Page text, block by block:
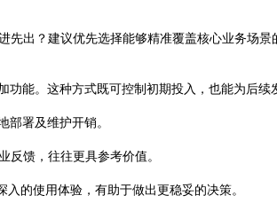
先出 ？建议优先选择能够精准覆盖核心业务场
能。这种方式既可控制初期投入，也能为后续
部署及维护开销。
反馈，往往更具参考价值。
的使用体验，有助于做出更稳妥的决策。